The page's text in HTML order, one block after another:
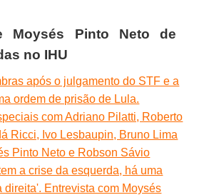
Moysés Pinto Neto de
no IHU
após o julgamento do STF e a
ordem de prisão de Lula.
com Adriano Pilatti, Roberto
Ricci, Ivo Lesbaupin, Bruno Lima
Pinto Neto e Robson Sávio
a crise da esquerda, há uma
direita'. Entrevista com Moysés